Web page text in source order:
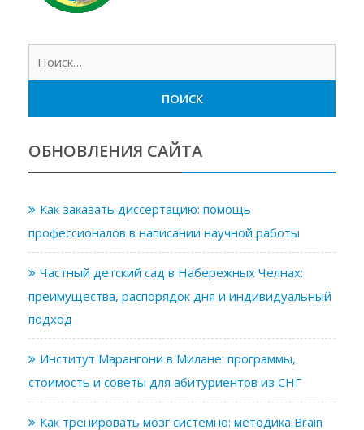
ОБНОВЛЕНИЯ САЙТА
Как заказать диссертацию: помощь
профессионалов в написании научной работы
Частный детский сад в Набережных Челнах:
преимущества, распорядок дня и индивидуальный
подход
Институт Марангони в Милане: программы,
стоимость и советы для абитуриентов из СНГ
Как тренировать мозг системно: методика Brain